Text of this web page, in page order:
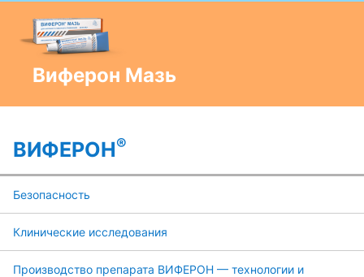
Виферон Мазь
ВИФЕРОН®
Безопасность
Клинические исследования
Производство препарата ВИФЕРОН — технологии и